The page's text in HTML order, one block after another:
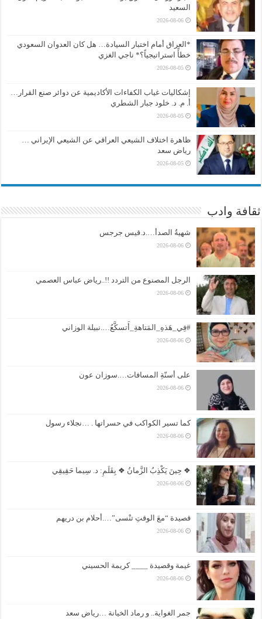
السعيد
2026-08-06
*العراق أمام اختبار السيادة… هل كان العدوان السعودي
خطأً استراتيجياً؟* ناجي الغزي
2026-08-05
إشكاليات غياب الكفاءات الأكاديمية عن دوائر صنع القرار…
أ. م. د. خلود جبار الشطري
2026-08-05
ظاهرة اختلاف الشيعي العراقي عن الشيعي الإيراني …
رياض سعد
2026-08-05
ثقافة وادب
شهيةُ الصدأ….د.قيس جرجس
2026-08-06
الرجل المصنوع من التردد !!..رياض عباس العصمي
2026-08-06
#فِي_هَذهِ_المَتاهةِ_أَتسكَّعُ….نبيلة الوزاني
2026-08-06
على أسنّةِ المسافات….سوزان عون
2026-08-06
كما تسير الكواكب في حسراتها . …نجلاء رسول
2026-08-06
❖ حِينَ يَكْذِبُ الزَّمانُ ❖ بِقَلَمِ: د. سِيما حَقِيقِي
2026-08-06
قصيدة “معَ الوقتِ تنْسى”….أحلام بن دريهم
2026-08-06
غيمة وقصيدة ____ كريمة الحسيني
2026-08-06
جمر الغواية.. و رماد الخيانة …رياض سعد